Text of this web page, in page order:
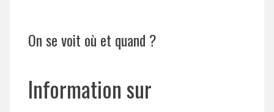
On se voit où et quand ?
Information sur